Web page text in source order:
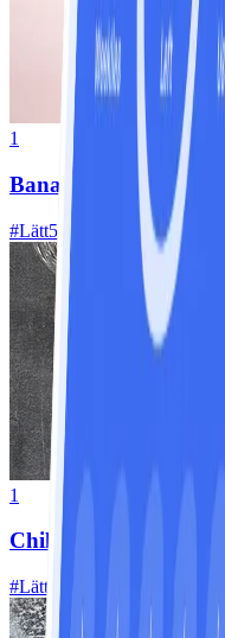
1
Bananpannkakor
#Lätt5 MIN
1
Chili con carne med
#Lätt